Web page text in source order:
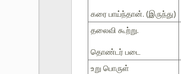
கரை பாய்ந்தான். (இருந்து)
தலைவி கூற்று.
தொண்டர் படை
உறு பொருள்